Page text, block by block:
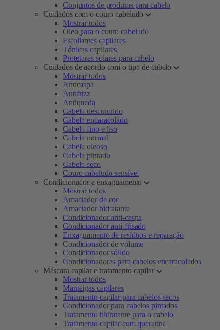
Conjuntos de produtos para cabelo
Cuidados com o couro cabeludo
Mostrar todos
Óleo para o couro cabeludo
Esfoliantes capilares
Tónicos capilares
Protetores solares para cabelo
Cuidados de acordo com o tipo de cabelo
Mostrar todos
Anticaspa
Antifrizz
Antiqueda
Cabelo descolorido
Cabelo encaracolado
Cabelo fino e liso
Cabelo normal
Cabelo oleoso
Cabelo pintado
Cabelo seco
Couro cabeludo sensível
Condicionador e enxaguamento
Mostrar todos
Amaciador de cor
Amaciador hidratante
Condicionador anti-caspa
Condicionador anti-frisado
Enxaguamento de resíduos e reparação
Condicionador de volume
Condicionador sólido
Condicionadores para cabelos encaracolados
Máscara capilar e tratamento capilar
Mostrar todos
Manteigas capilares
Tratamento capilar para cabelos secos
Condicionador para cabelos pintados
Tratamento hidratante para o cabelo
Tratamento capilar com queratina